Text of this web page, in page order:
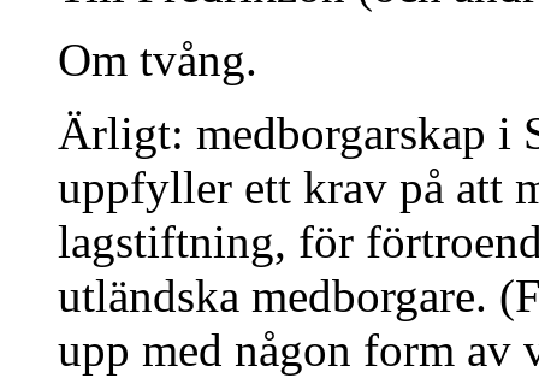
Om tvång.
Ärligt: medborgarskap i
uppfyller ett krav på att
lagstiftning, för
utländska medborgare.
upp med någon form av